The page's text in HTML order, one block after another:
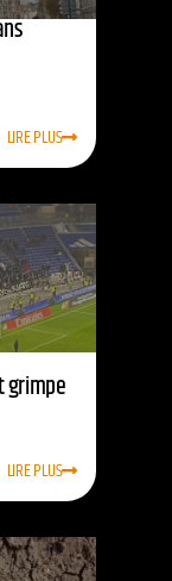
LIRE PLUS
grimpe
LIRE PLUS